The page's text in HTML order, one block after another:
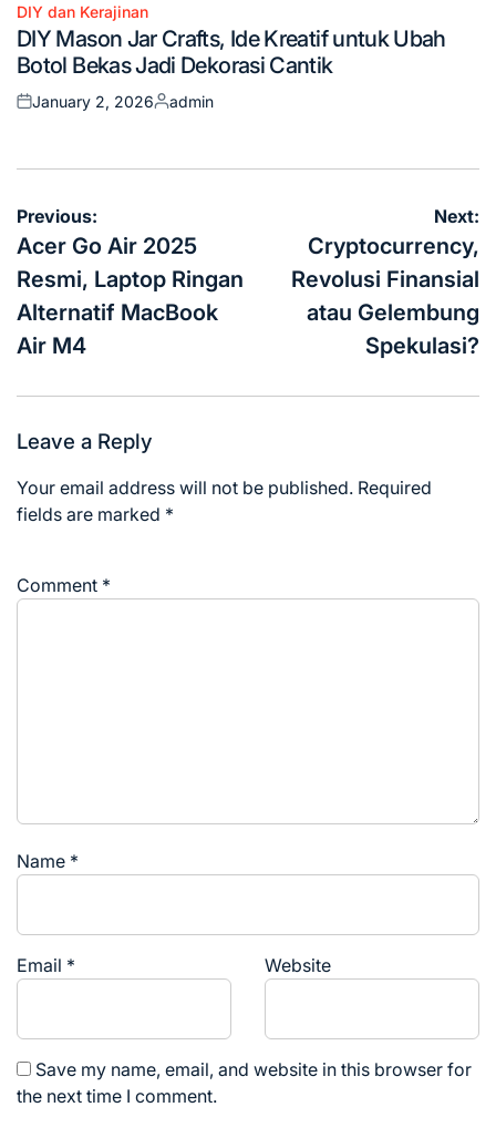
Posted
in
DIY dan Kerajinan
DIY Mason Jar Crafts, Ide Kreatif untuk Ubah
Botol Bekas Jadi Dekorasi Cantik
Posted
January 2, 2026
Posted
admin
Post
navigation
Previous:
Acer Go Air 2025
Resmi, Laptop Ringan
Alternatif MacBook
Air M4
Next:
Cryptocurrency,
Revolusi Finansial
atau Gelembung
Spekulasi?
Leave a Reply
Your email address will not be published. Required
fields are marked *
Comment *
Name *
Email * Website
Save my name, email, and website in this browser for
the next time I comment.